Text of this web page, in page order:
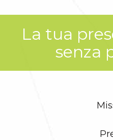
La tua
senza